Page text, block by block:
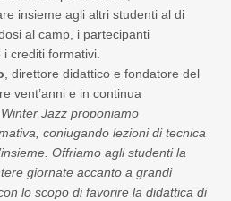
insieme agli altri studenti al di
al camp, i partecipanti
crediti formativi.
, direttore didattico e fondatore del
vent’anni e in continua
Jazz proponiamo
coniugando lezioni di tecnica
Offriamo agli studenti la
giornate accanto a grandi
lo scopo di favorire la didattica di